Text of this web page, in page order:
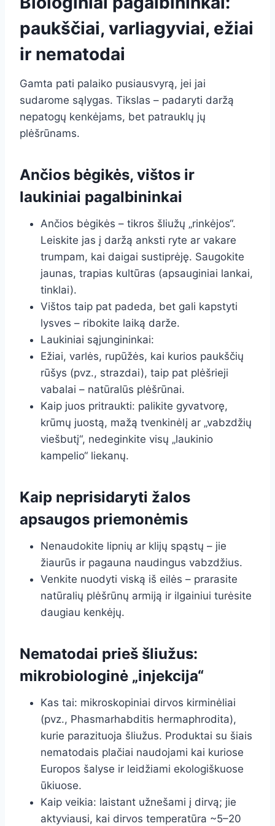
paukščiai, varliagyviai, ežiai
ir nematodai
Gamta pati palaiko pusiausvyrą, jei jai
sudarome sąlygas. Tikslas – padaryti daržą
nepatogų kenkėjams, bet patrauklų jų
plėšrūnams.
Ančios bėgikės, vištos ir
laukiniai pagalbininkai
Ančios bėgikės – tikros šliužų „rinkėjos“.
Leiskite jas į daržą anksti ryte ar vakare
trumpam, kai daigai sustiprėję. Saugokite
jaunas, trapias kultūras (apsauginiai lankai,
tinklai).
Vištos taip pat padeda, bet gali kapstyti
lysves – ribokite laiką darže.
Laukiniai sąjungininkai:
Ežiai, varlės, rupūžės, kai kurios paukščių
rūšys (pvz., strazdai), taip pat plėšrieji
vabalai – natūralūs plėšrūnai.
Kaip juos pritraukti: palikite gyvatvorę,
krūmų juostą, mažą tvenkinėlį ar „vabzdžių
viešbutį“, nedeginkite visų „laukinio
kampelio“ liekanų.
Kaip neprisidaryti žalos
apsaugos priemonėmis
Nenaudokite lipnių ar klijų spąstų – jie
žiaurūs ir pagauna naudingus vabzdžius.
Venkite nuodyti viską iš eilės – prarasite
natūralių plėšrūnų armiją ir ilgainiui turėsite
daugiau kenkėjų.
Nematodai prieš šliužus:
mikrobiologinė „injekcija“
Kas tai: mikroskopiniai dirvos kirminėliai
(pvz., Phasmarhabditis hermaphrodita),
kurie parazituoja šliužus. Produktai su šiais
nematodais plačiai naudojami kai kuriose
Europos šalyse ir leidžiami ekologiškuose
ūkiuose.
Kaip veikia: laistant užnešami į dirvą; jie
aktyviausi, kai dirvos temperatūra ~5–20